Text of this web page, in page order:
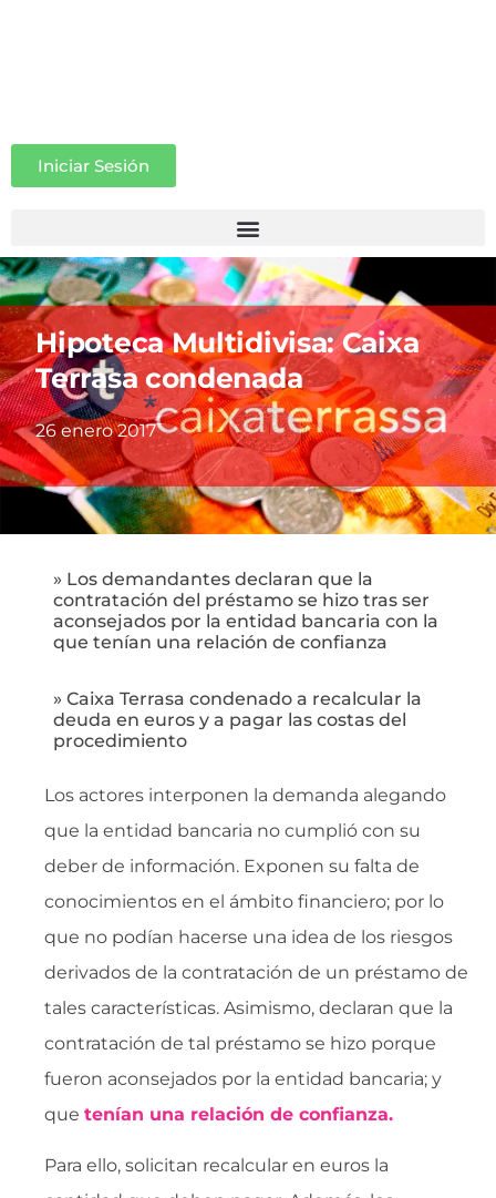
Iniciar Sesión
Hipoteca Multidivisa: Caixa
Terrasa condenada
26 enero 2017
» Los demandantes declaran que la
contratación del préstamo se hizo tras ser
aconsejados por la entidad bancaria con la
que tenían una relación de confianza
» Caixa Terrasa condenado a recalcular la
deuda en euros y a pagar las costas del
procedimiento
Los actores interponen la demanda alegando
que la entidad bancaria no cumplió con su
deber de información. Exponen su falta de
conocimientos en el ámbito financiero; por lo
que no podían hacerse una idea de los riesgos
derivados de la contratación de un préstamo de
tales características. Asimismo, declaran que la
contratación de tal préstamo se hizo porque
fueron aconsejados por la entidad bancaria; y
que tenían una relación de confianza.
Para ello, solicitan recalcular en euros la